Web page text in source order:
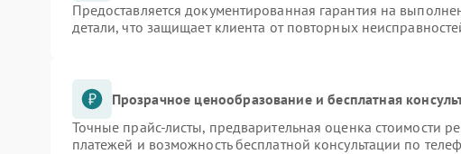
Предоставляется документированная гарантия на
детали, что защищает клиента от повторных
Прозрачное ценообразование и бесплатная
Точные прайс-листы, предварительная оценка стоимости
платежей и возможность бесплатной консультации по